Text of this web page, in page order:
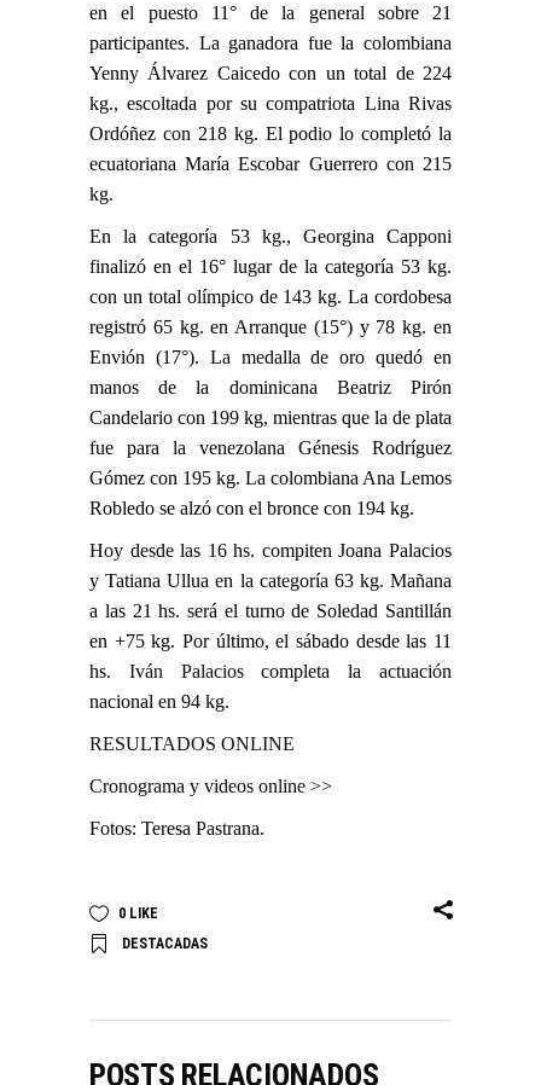
en el puesto 11° de la general sobre 21
participantes. La ganadora fue la colombiana
Yenny Álvarez Caicedo con un total de 224
kg., escoltada por su compatriota Lina Rivas
Ordóñez con 218 kg. El podio lo completó la
ecuatoriana María Escobar Guerrero con 215
kg.
En la categoría 53 kg., Georgina Capponi
finalizó en el 16° lugar de la categoría 53 kg.
con un total olímpico de 143 kg. La cordobesa
registró 65 kg. en Arranque (15°) y 78 kg. en
Envión (17°). La medalla de oro quedó en
manos de la dominicana Beatriz Pirón
Candelario con 199 kg, mientras que la de plata
fue para la venezolana Génesis Rodríguez
Gómez con 195 kg. La colombiana Ana Lemos
Robledo se alzó con el bronce con 194 kg.
Hoy desde las 16 hs. compiten Joana Palacios
y Tatiana Ullua en la categoría 63 kg. Mañana
a las 21 hs. será el turno de Soledad Santillán
en +75 kg. Por último, el sábado desde las 11
hs. Iván Palacioscompleta la actuación
nacional en 94 kg.
RESULTADOS ONLINE
Cronograma y videos online >>
Fotos: Teresa Pastrana.
0 LIKE
DESTACADAS
POSTS RELACIONADOS